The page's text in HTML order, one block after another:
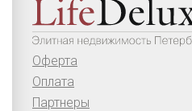
Оферта
Оплата
Партнеры